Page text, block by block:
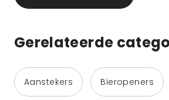
Gerelateerde
Aanstekers Bieropeners